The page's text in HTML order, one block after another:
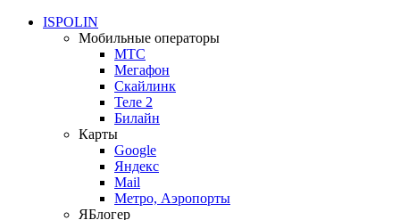
ISPOLIN
Мобильные операторы
МТС
Мегафон
Скайлинк
Теле 2
Билайн
Карты
Google
Яндекс
Mail
Метро, Аэропорты
ЯБлогер